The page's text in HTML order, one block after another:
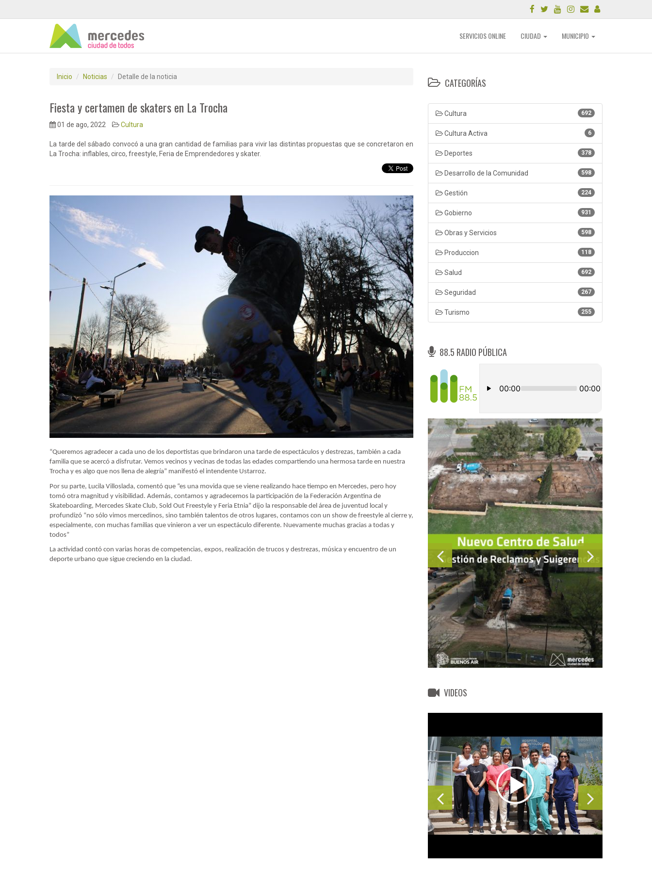
SERVICIOS ONLINE CIUDAD MUNICIPIO
Inicio Noticias Detalle de la noticia
Fiesta y certamen de skaters en La Trocha
01 de ago, 2022 Cultura
La tarde del sábado convocó a una gran cantidad de familias para vivir las distintas propuestas que se concretaron en
La Trocha: inflables, circo, freestyle, Feria de Emprendedores y skater.
“Queremos agradecer a cada uno de los deportistas que brindaron una tarde de espectáculos y destrezas, también a cada
familia que se acercó a disfrutar. Vemos vecinos y vecinas de todas las edades compartiendo una hermosa tarde en nuestra
Trocha y es algo que nos llena de alegría” manifestó el intendente Ustarroz.
Por su parte, Lucila Villoslada, comentó que “es una movida que se viene realizando hace tiempo en Mercedes, pero hoy
tomó otra magnitud y visibilidad. Además, contamos y agradecemos la participación de la Federación Argentina de
Skateboarding, Mercedes Skate Club, Sold Out Freestyle y Feria Etnia” dijo la responsable del área de juventud local y
profundizó “no sólo vimos mercedinos, sino también talentos de otros lugares, contamos con un show de freestyle al cierre y,
especialmente, con muchas familias que vinieron a ver un espectáculo diferente. Nuevamente muchas gracias a todas y
todos”
La actividad contó con varias horas de competencias, expos, realización de trucos y destrezas, música y encuentro de un
deporte urbano que sigue creciendo en la ciudad.
CATEGORÍAS
692
Cultura
6
Cultura Activa
378
Deportes
598
Desarrollo de la Comunidad
224
Gestión
931
Gobierno
598
Obras y Servicios
118
Produccion
692
Salud
267
Seguridad
255
Turismo
88.5 RADIO PÚBLICA
VIDEOS